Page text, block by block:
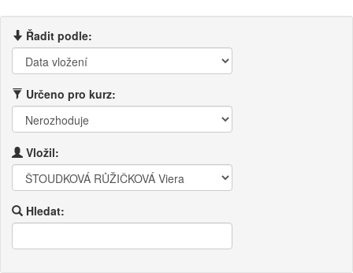
Řadit podle:
Určeno pro kurz:
Vložil:
Hledat: